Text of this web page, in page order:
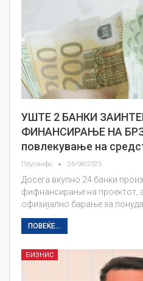
УШТЕ 2 БАНКИ
ФИНАНСИРАЊЕ НА
повлекување на
Плусинфо 26/06/2025
Досега вкупно 24 банки
фифнансирање на проектот,
офизијално барање за
ПОВЕЌЕ...
БИЗНИС